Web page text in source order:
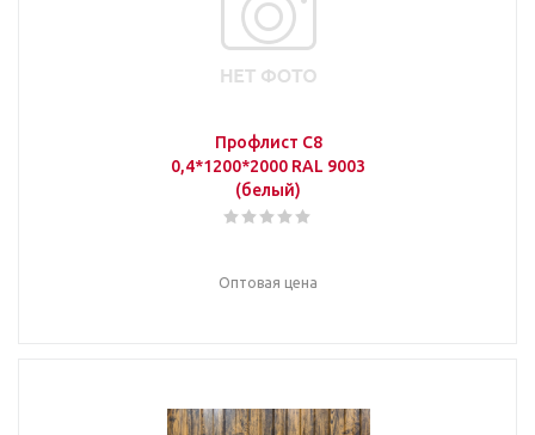
Профлист С8
0,4*1200*2000 RAL 9003
(белый)
Оптовая цена